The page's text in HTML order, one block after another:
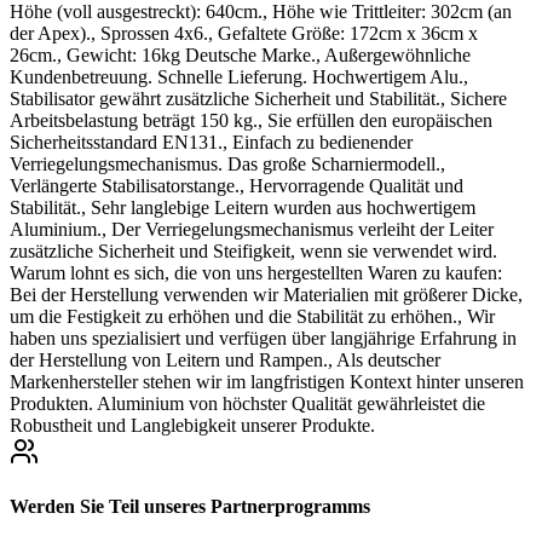
Höhe (voll ausgestreckt): 640cm., Höhe wie Trittleiter: 302cm (an
der Apex)., Sprossen 4x6., Gefaltete Größe: 172cm x 36cm x
26cm., Gewicht: 16kg Deutsche Marke., Außergewöhnliche
Kundenbetreuung. Schnelle Lieferung. Hochwertigem Alu.,
Stabilisator gewährt zusätzliche Sicherheit und Stabilität., Sichere
Arbeitsbelastung beträgt 150 kg., Sie erfüllen den europäischen
Sicherheitsstandard EN131., Einfach zu bedienender
Verriegelungsmechanismus. Das große Scharniermodell.,
Verlängerte Stabilisatorstange., Hervorragende Qualität und
Stabilität., Sehr langlebige Leitern wurden aus hochwertigem
Aluminium., Der Verriegelungsmechanismus verleiht der Leiter
zusätzliche Sicherheit und Steifigkeit, wenn sie verwendet wird.
Warum lohnt es sich, die von uns hergestellten Waren zu kaufen:
Bei der Herstellung verwenden wir Materialien mit größerer Dicke,
um die Festigkeit zu erhöhen und die Stabilität zu erhöhen., Wir
haben uns spezialisiert und verfügen über langjährige Erfahrung in
der Herstellung von Leitern und Rampen., Als deutscher
Markenhersteller stehen wir im langfristigen Kontext hinter unseren
Produkten. Aluminium von höchster Qualität gewährleistet die
Robustheit und Langlebigkeit unserer Produkte.
Werden Sie Teil unseres Partnerprogramms